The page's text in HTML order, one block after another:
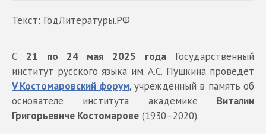
Текст: ГодЛитературы.РФ
С 21 по 24 мая 2025 годаГосударственный
институт русского языка им. А.С. Пушкина проведет
V Костомаровский форум, учрежденный в память об
основателе института академике Виталии
Григорьевиче Костомарове (1930–2020).